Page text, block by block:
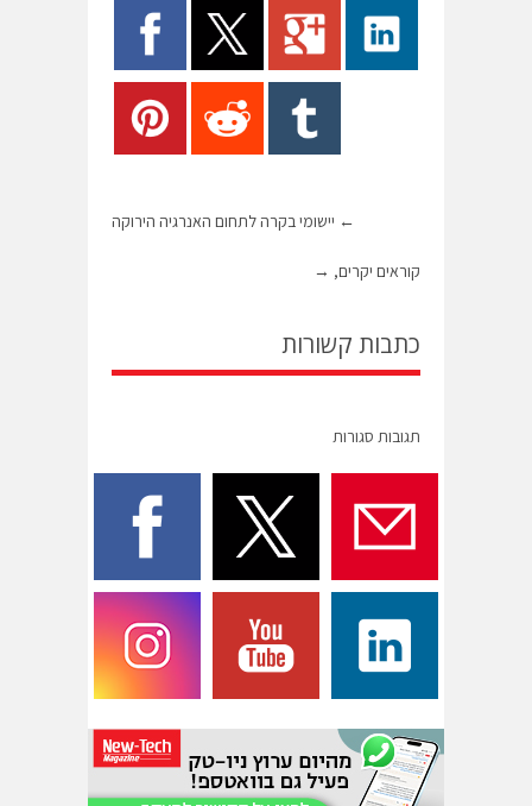
← יישומי בקרה לתחום האנרגיה הירוקה
קוראים יקרים, →
כתבות קשורות
תגובות סגורות